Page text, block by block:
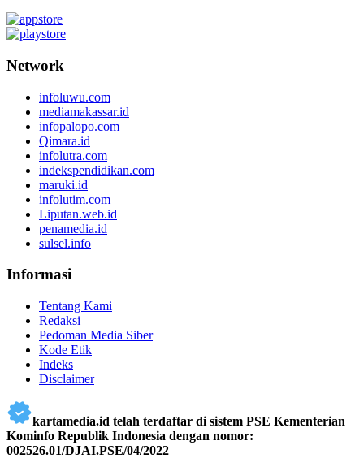
Network
infoluwu.com
mediamakassar.id
infopalopo.com
Qimara.id
infolutra.com
indekspendidikan.com
maruki.id
infolutim.com
Liputan.web.id
penamedia.id
sulsel.info
Informasi
Tentang Kami
Redaksi
Pedoman Media Siber
Kode Etik
Indeks
Disclaimer
kartamedia.id telah terdaftar di sistem PSE Kementerian
Kominfo Republik Indonesia dengan nomor:
002526.01/DJAI.PSE/04/2022